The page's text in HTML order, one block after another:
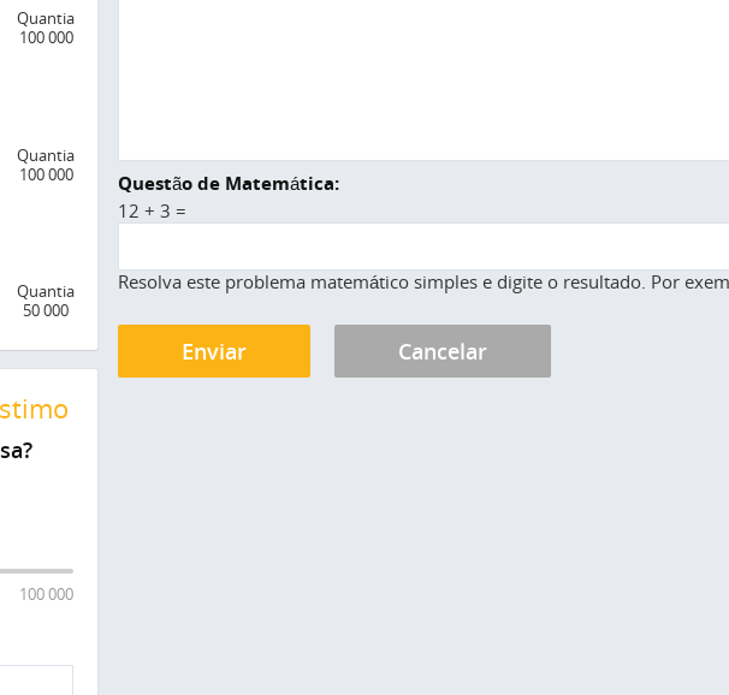
Questão de Matemática:
12 + 3 =
Resolva este problema matemático simples e digite o resultado. Por
Quantia
100 000
Quantia
100 000
Quantia
50 000
100 000